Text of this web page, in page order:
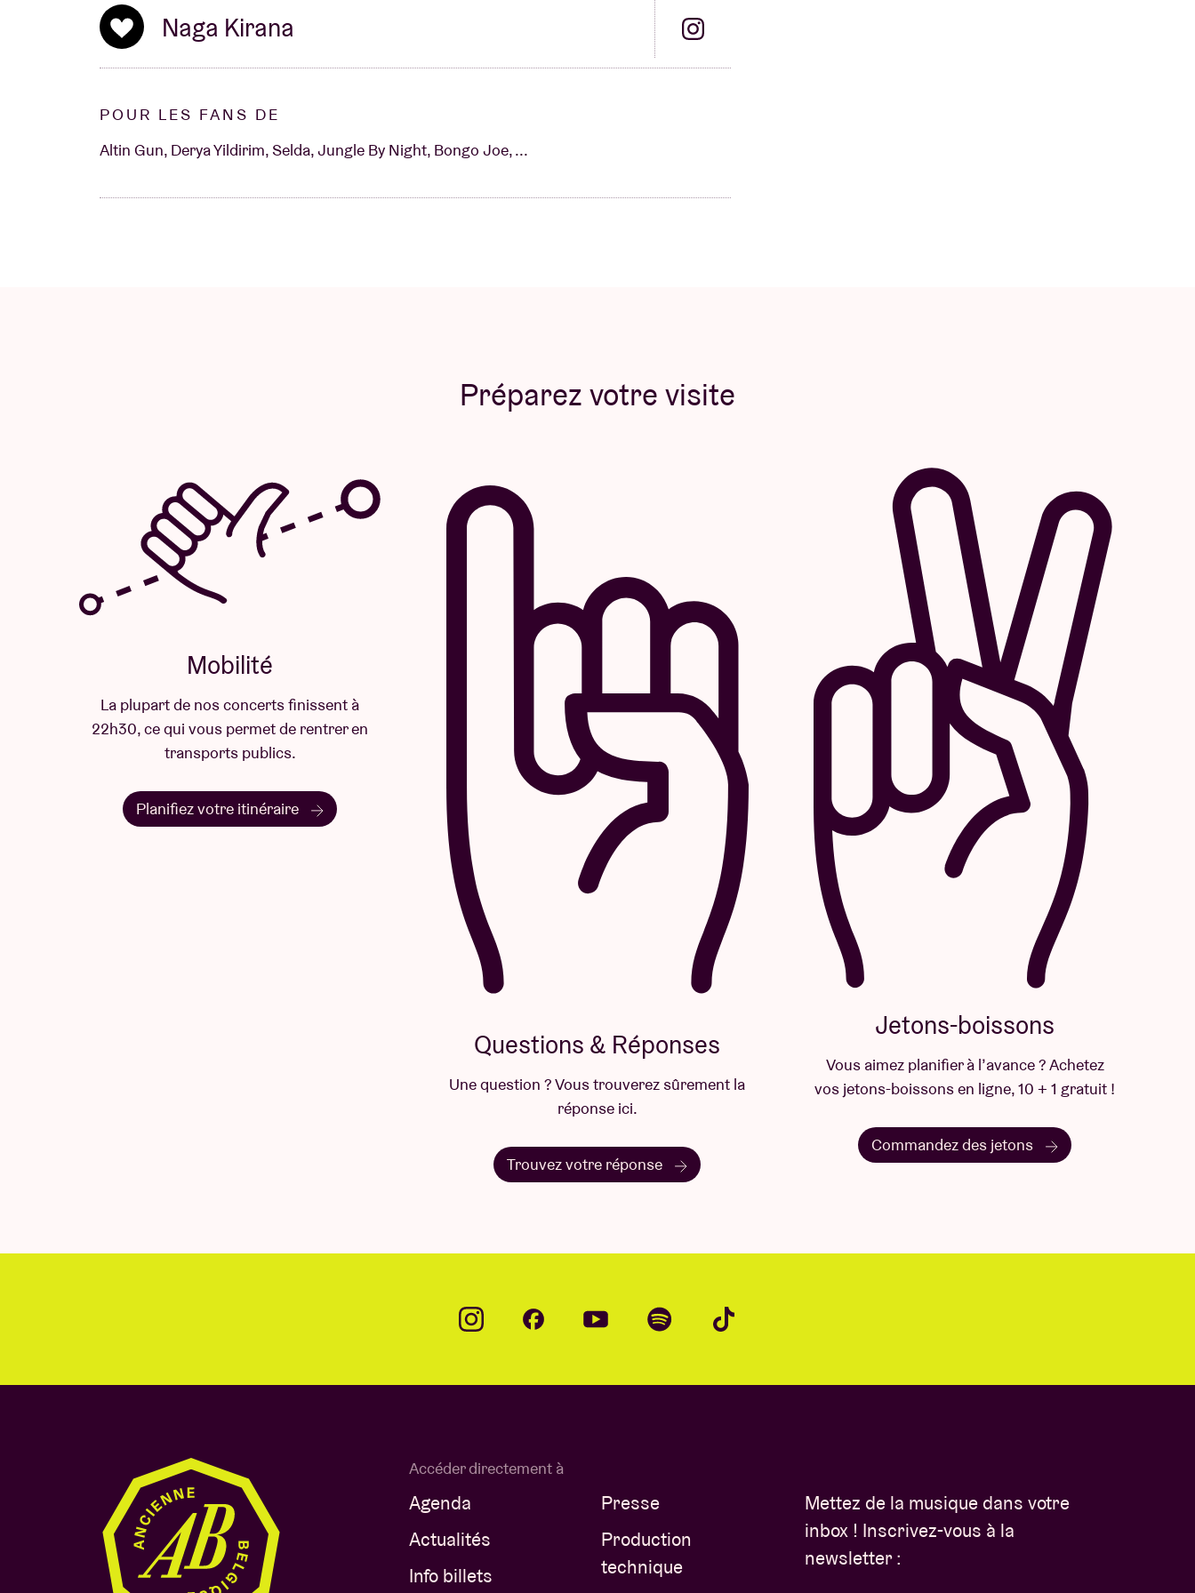
Naga Kirana
POUR LES FANS DE
Altin Gun, Derya Yildirim, Selda, Jungle By Night, Bongo Joe, ...
Préparez votre visite
Mobilité
La plupart de nos concerts finissent à
22h30, ce qui vous permet de rentrer en
transports publics.
Planifiez votre itinéraire
Questions & Réponses
Une question ? Vous trouverez sûrement la
réponse ici.
Trouvez votre réponse
Jetons-boissons
Vous aimez planifier à l’avance ? Achetez
vos jetons-boissons en ligne, 10 + 1 gratuit !
Commandez des jetons
Accéder directement à
Agenda
Actualités
Info billets
Presse
Production
technique
Mettez de la musique dans votre
inbox ! Inscrivez-vous à la
newsletter :